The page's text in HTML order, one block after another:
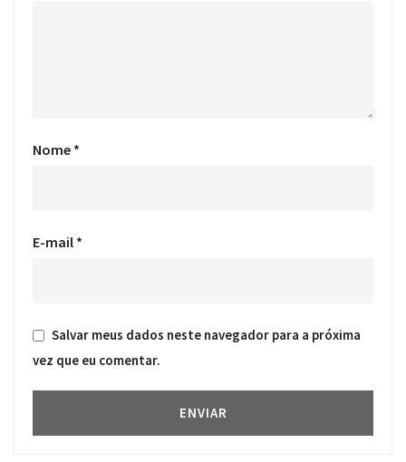
Nome *
E-mail *
Salvar meus dados neste navegador para a próxima
vez que eu comentar.